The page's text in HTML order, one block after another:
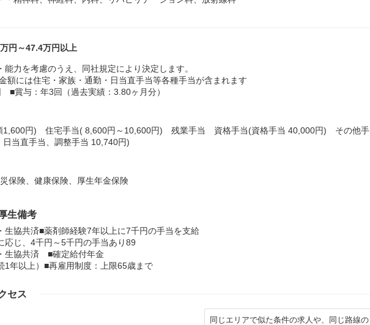
万円～47.4万円以上
能力を考慮のうえ、同社規定により決定します。
額には住宅・家族・通勤・日当直手当等各種手当が含まれます
■賞与：年3回（過去実績：3.80ヶ月分）
1,600円) 住宅手当( 8,600円～10,600円) 残業手当 資格手当(資格手当 40,000円) その他手
日当直手当、調整手当 10,740円)
保険、健康保険、厚生年金保険
生備考
生協共済■薬剤師経験7年以上に7千円の手当を支給
応じ、4千円～5千円の手当あり89
生協共済 ■確定給付年金
1年以上）■再雇用制度：上限65歳まで
セス
同じエリアで似た条件の求人や、同じ路線の